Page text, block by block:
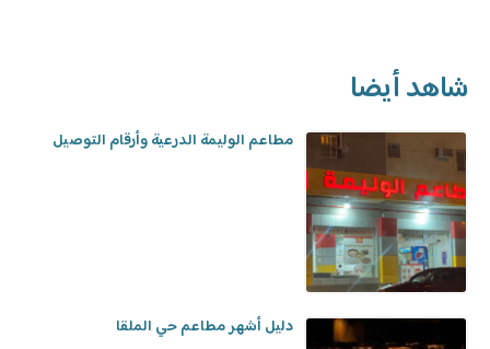
شاهد أيضا
مطاعم الوليمة الدرعية وأرقام التوصيل
دليل أشهر مطاعم حي الملقا